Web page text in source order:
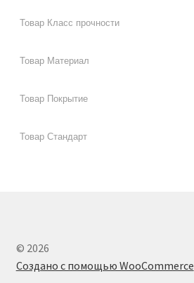
© 2026
Создано с помощью WooCommerce